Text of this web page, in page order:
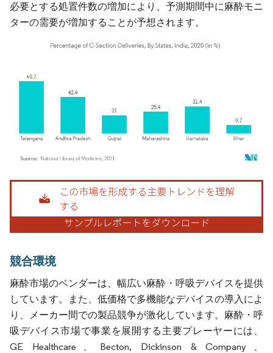
必要とする処置件数の増加により、予測期間中に麻酔モニ
ターの需要が増加することが予想されます。
画像 © Mordor Intelligence。再利用にはCC BY 4.0の表示が必要です。
競合環境
麻酔市場のベンダーは、幅広い麻酔・呼吸デバイスを提供
しています。また、低価格で多機能なデバイスの導入によ
り、メーカー間での製品競争が激化しています。麻酔・呼
吸デバイス市場で事業を展開する主要プレーヤーには、
GE Healthcare、Becton, Dickinson & Company、